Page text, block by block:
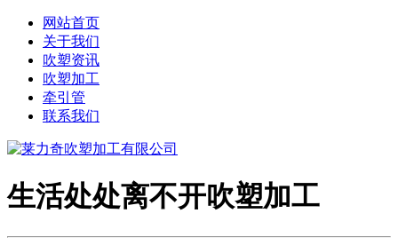
网站首页
关于我们
吹塑资讯
吹塑加工
牵引管
联系我们
生活处处离不开吹塑加工